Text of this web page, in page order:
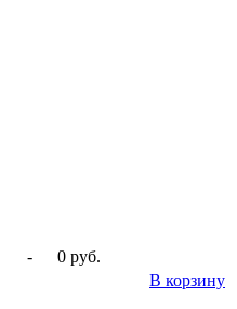
-
0 руб.
В корзину